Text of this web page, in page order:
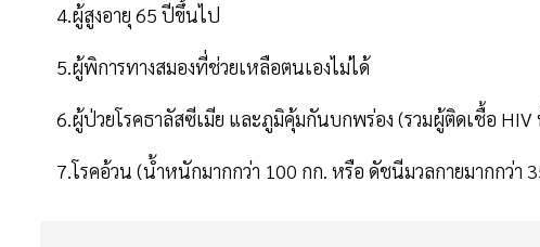
4.ผู้สูงอายุ 65 ปีขึ้นไป
5.ผู้พิการทางสมองที่ช่วยเหลือตนเองไม่ได้
6.ผู้ป่วยโรคธาลัสซีเมีย และภูมิคุ้มกันบกพร่อง (รวมผู้ติดเชื้อ HIV
7.โรคอ้วน (น้ำหนักมากกว่า 100 กก. หรือ ดัชนีมวลกายมากกว่า